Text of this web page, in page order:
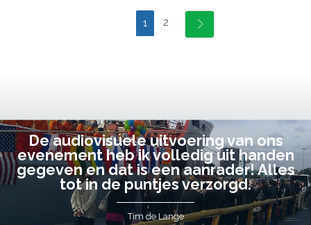
1 2
De audiovisuele uitvoering van ons
evenement heb ik volledig uit handen
gegeven en dat is een aanrader! Alles
tot in de puntjes verzorgd.
Tim de Lange